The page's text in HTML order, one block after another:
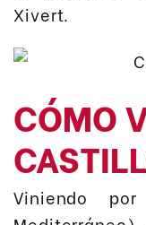
Xivert.
CÓMO
Viniendo